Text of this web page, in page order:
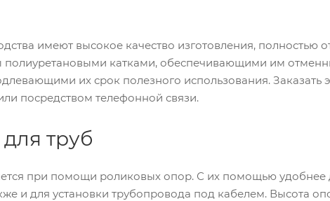
имеют высокое качество изготовления,
катками, обеспечивающими им
их срок полезного использования.
посредством телефонной связи.
труб
при помощи роликовых опор. С их помощью удобнее
и для установки трубопровода под кабелем. Высота